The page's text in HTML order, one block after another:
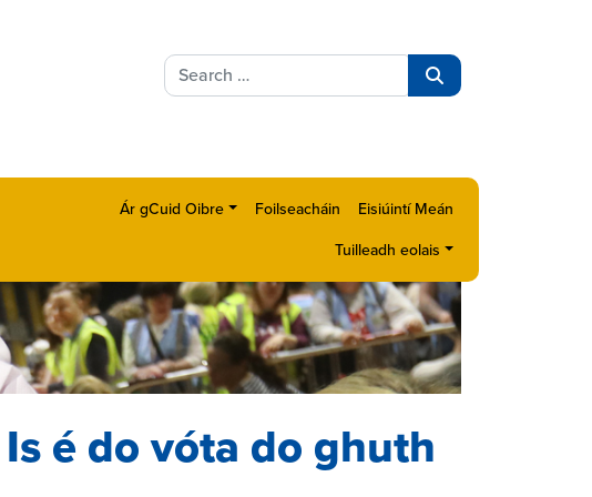
Search
for:
Ár gCuid Oibre Foilseacháin
Eisiúintí Meán
Tuilleadh eolais
Is é do vóta do ghuth